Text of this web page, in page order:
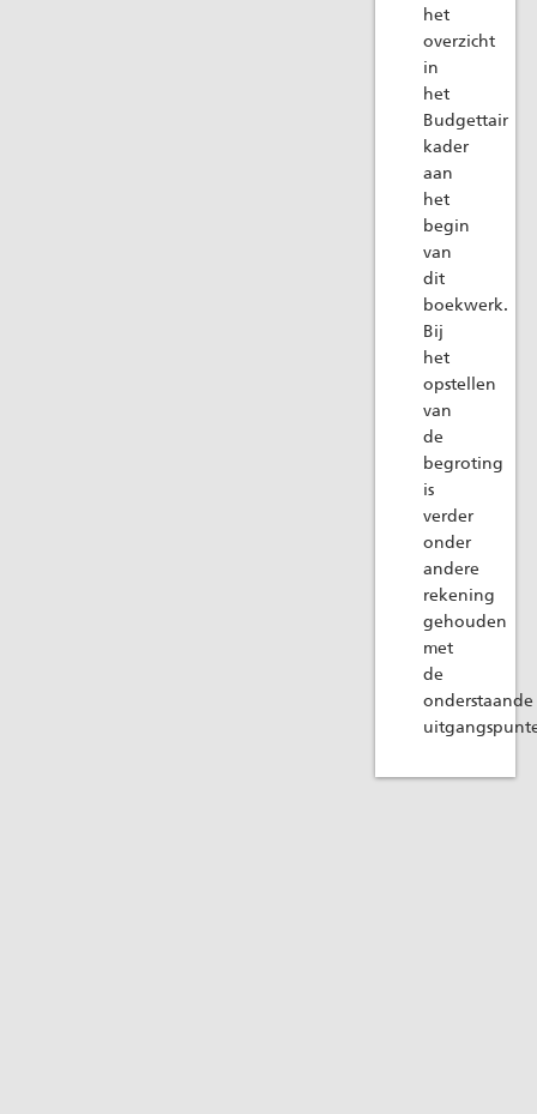
het
overzicht
in
het
Budgettair
kader
aan
het
begin
van
dit
boekwerk.
Bij
het
opstellen
van
de
begroting
is
verder
onder
andere
rekening
gehouden
met
de
onderstaande